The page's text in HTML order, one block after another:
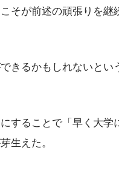
そが前述の頑張りを継
きるかもしれないとい
することで「早く大学
生えた。